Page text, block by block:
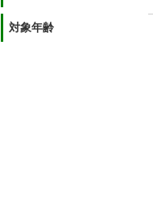
対象年齢